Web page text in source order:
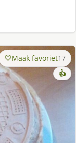
Maak favoriet17
👍